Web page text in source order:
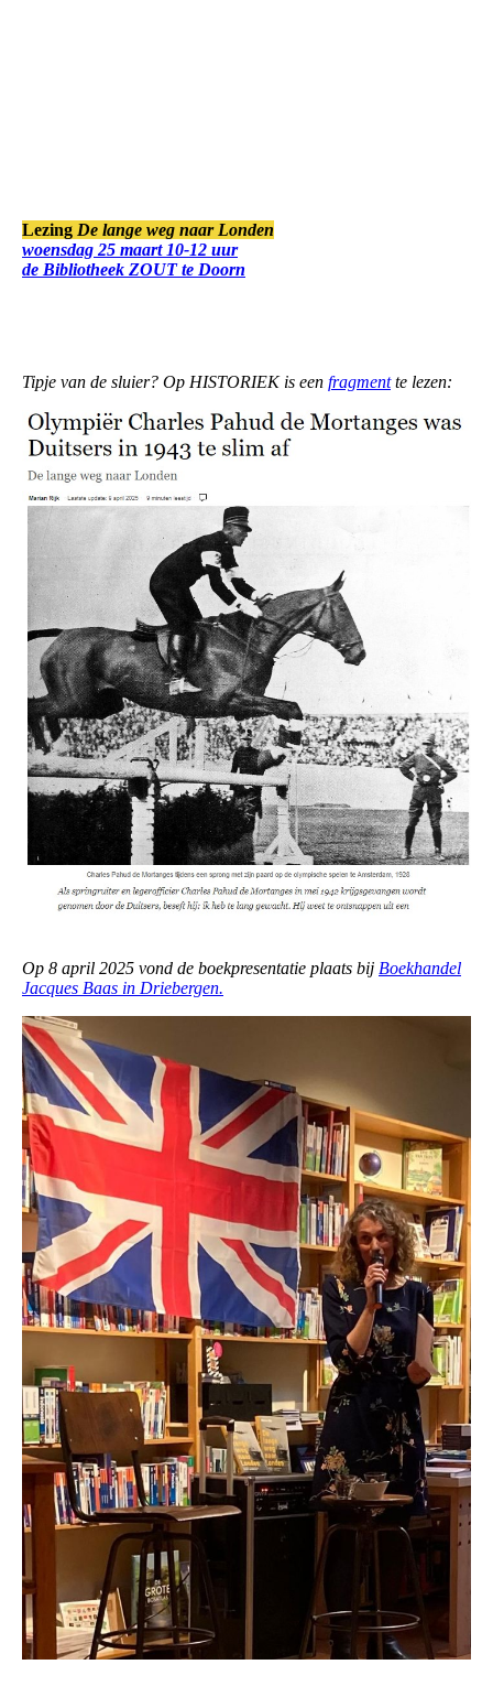
Lezing De lange weg naar Londen
woensdag 25 maart 10-12 uur
de Bibliotheek ZOUT te Doorn
Tipje van de sluier? Op HISTORIEK is een fragmentte lezen:
Op 8 april 2025 vond de boekpresentatie plaats bij Boekhandel
Jacques Baas in Driebergen.